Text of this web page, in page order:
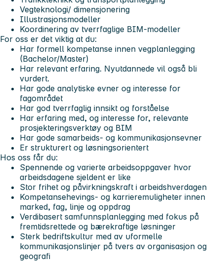
Vegteknologi/ dimensjonering
Illustrasjonsmodeller
Koordinering av tverrfaglige BIM-modeller
For oss er det viktig at du:
Har formell kompetanse innen vegplanlegging
(Bachelor/Master)
Har relevant erfaring. Nyutdannede vil også bli
vurdert.
Har gode analytiske evner og interesse for
fagområdet
Har god tverrfaglig innsikt og forståelse
Har erfaring med, og interesse for, relevante
prosjekteringsverktøy og BIM
Har gode samarbeids- og kommunikasjonsevner
Er strukturert og løsningsorientert
Hos oss får du:
Spennende og varierte arbeidsoppgaver hvor
arbeidsdagene sjeldent er like
Stor frihet og påvirkningskraft i arbeidshverdagen
Kompetansehevings- og karrieremuligheter innen
marked, fag, linje og oppdrag
Verdibasert samfunnsplanlegging med fokus på
fremtidsrettede og bærekraftige løsninger
Sterk bedriftskultur med av uformelle
kommunikasjonslinjer på tvers av organisasjon og
geografi